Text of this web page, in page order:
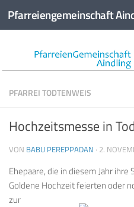
Zum Inhalt springen
Pfarreiengemeinschaft
PFARREI TODTENWEIS
Hochzeitsmesse in
VON BABU PEREPPADAN · 2.
Ehepaare, die in diesem Jahr
Goldene Hochzeit feiertenoder
zur